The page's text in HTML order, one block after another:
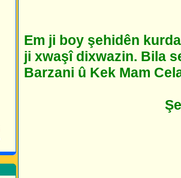
Em ji boy şehidên
ji xwaşî dixwazin. Bila
Barzani û Kek Mam